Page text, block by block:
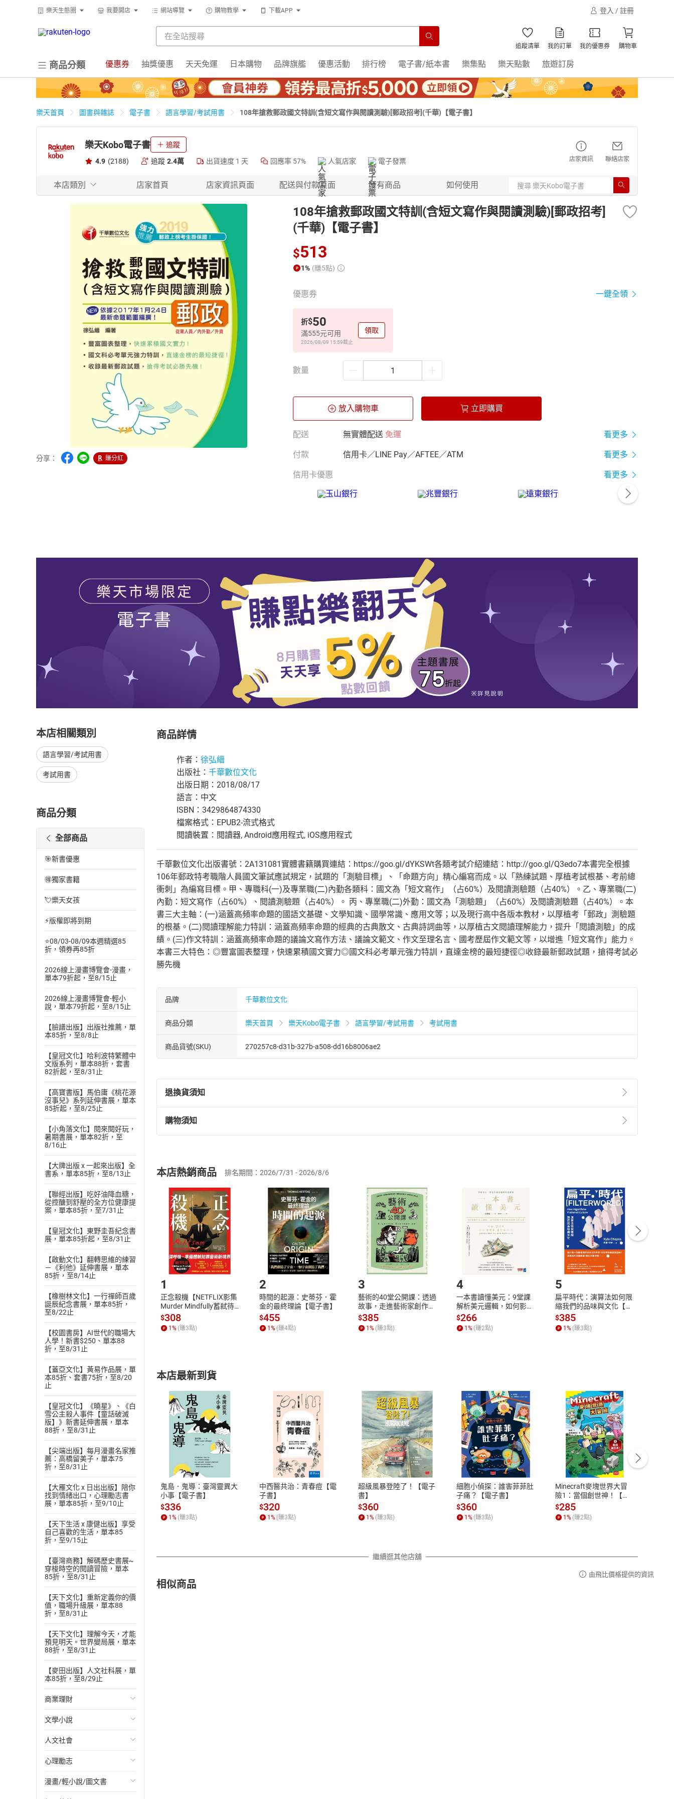
樂天生態圈 我要開店 網站導覽 購物教學 下載APP 登入 / 註冊
追蹤清單 我的訂單 我的優惠券 購物車
商品分類 優惠券 抽獎優惠 天天免運 日本購物 品牌旗艦 優惠活動 排行榜 電子書/紙本書 樂集點 樂天點數 旅遊訂房
樂天首頁 圖書與雜誌 電子書 語言學習/考試用書 108年搶救郵政國文特訓(含短文寫作與閱讀測驗)[郵政招考](千華)【電子書】
樂天Kobo電子書 追蹤
4.9 (2188) 追蹤 2.4萬 出貨速度 1 天 回應率 57% 人氣店家 電子發票 店家資訊 聯絡店家
本店類別 店家首頁 店家資訊頁面 配送與付款頁面 所有商品 如何使用
分享： 賺分紅
108年搶救郵政國文特訓(含短文寫作與閱讀測驗)[郵政招考]
(千華)【電子書】
$513
1% (賺5點)
優惠券 一鍵全領
折$50
滿555元可用
2026/08/09 15:59截止
領取
數量
放入購物車 立即購買
配送 無實體配送 免運 看更多
付款 信用卡／LINE Pay／AFTEE／ATM 看更多
信用卡優惠 看更多
本店相關類別
語言學習/考試用書
考試用書
商品分類
全部商品
🎯新書優惠
🉐獨家書籍
💘樂天女孩
⚡版權即將到期
⭐08/03-08/09本週精選85
折，領券再85折
2026線上漫畫博覽會-漫畫，
單本79折起，至8/15止
2026線上漫畫博覽會-輕小
說，單本79折起，至8/15止
【臉譜出版】出版社推薦，單
本85折，至8/8止
【皇冠文化】哈利波特繁體中
文版系列，單本88折，套書
82折起，至8/31止
【高寶書版】馬伯庸《桃花源
沒事兒》系列延伸書展，單本
85折起，至8/25止
【小角落文化】閱來閱好玩，
暑期書展，單本82折，至
8/16止
【大牌出版 x 一起來出版】全
書系，單本85折，至8/13止
【聯經出版】吃好油降血糖，
從控醣到舒壓的全方位健康提
案，單本85折，至7/31止
【皇冠文化】東野圭吾紀念書
展，單本85折起，至8/31止
【啟動文化】翻轉思維的練習
－《利他》延伸書展，單本
85折，至8/14止
【橡樹林文化】一行禪師百歲
誕辰紀念書展，單本85折，
至8/22止
【校園書房】AI世代的職場大
人學！新書$250、單本88
折，至8/31止
【蓋亞文化】黃易作品展，單
本85折、套書75折，至8/20
止
【皇冠文化】《曉星》、《白
雪公主殺人事件【童話破滅
版】》新書延伸書展，單本
88折，至8/31止
【尖端出版】每月漫畫名家推
薦：高橋留美子，單本75
折，至8/31止
【大雁文化 x 日出出版】陪你
找到情緒出口，心理勵志書
展，單本85折，至9/10止
【天下生活 x 康健出版】享受
自己喜歡的生活，單本85
折，至9/15止
【臺灣商務】解碼歷史書展~
穿梭時空的閱讀冒險，單本
85折，至8/31止
【天下文化】重新定義你的價
值，職場升級展，單本88
折，至8/31止
【天下文化】理解今天，才能
預見明天。世界變局展，單本
88折，至8/31止
【麥田出版】人文社科展，單
本85折，至8/29止
商業理財
投資理財
經濟/趨勢
財務/金融
管理/領導
文學小說
歐美文學
日本文學
韓國文學
人文社會
國際關係
政治
心理勵志
心靈成長/情緒
漫畫/輕小說/圖文書
商品詳情
作者： 徐弘縉
出版社： 千華數位文化
出版日期：2018/08/17
語言：中文
ISBN：3429864874330
檔案格式：EPUB2-流式格式
閱讀裝置：閱讀器, Android應用程式, iOS應用程式
千華數位文化出版書號：2A131081實體書籍購買連結：https://goo.gl/dYKSWt各類考試介紹連結：http://goo.gl/Q3edo7本書完全根據
106年郵政特考職階人員國文筆試應試規定，試題的「測驗目標」、「命題方向」精心編寫而成。以「熟練試題、厚植考試根基、考前總
衝刺」為編寫目標。甲、專職科(一)及專業職(二)內勤各類科：國文為「短文寫作」（占60%）及閱讀測驗題（占40%）。乙、專業職(二)
內勤：短文寫作（占60%）、閱讀測驗題（占40%）。 丙、專業職(二)外勤：國文為「測驗題」（占60%）及閱讀測驗題（占40%）。本
書三大主軸：(一)涵蓋高頻率命題的國語文基礎、文學知識、國學常識、應用文等；以及現行高中各版本教材，以厚植考「郵政」測驗題
的根基。(二)閱讀理解能力特訓：涵蓋高頻率命題的經典的古典散文、古典詩詞曲等，以厚植古文閱讀理解能力，提升「閱讀測驗」的成
績。(三)作文特訓：涵蓋高頻率命題的議論文寫作方法、議論文範文、作文至理名言、國考歷屆作文範文等，以增進「短文寫作」能力。
本書三大特色：◎豐富圖表整理，快速累積國文實力◎國文科必考單元強力特訓，直達金榜的最短捷徑◎收錄最新郵政試題，搶得考試必
勝先機
品牌 千華數位文化
商品分類 樂天首頁 樂天Kobo電子書 語言學習/考試用書 考試用書
商品貨號(SKU) 270257c8-d31b-327b-a508-dd16b8006ae2
退換貨須知
退換貨規定：
(一)依消費者保護法第19條第1項後段暨通訊交易解除權合理例外情事適用準則第2條第5款之規定，「非以有形媒介提供之數位
(二)消費者訂購本店鋪之商品即代表知悉本店鋪所銷售之商品為電子書，屬非以有形媒介提供之數位內容，消費者同意若訂購後
且已下載/存取電子書，不得請求退貨退款。
退貨方式：您欲取消訂單或辦理退貨時，請登入樂天市場，並於「我的訂單」中點選「瀏覽訂單明細」
「申請取消訂單/退
貨」，本店鋪將依您的申請進行審核，待審核通過後將為您辦理退款事宜。
請注意，樂天市場須以整筆訂單為單位進行取消/退貨，恕無法以單支商品取消/退貨。
購物須知
挑選商品
Choose
放入購物車
Shopping cart
登入帳號
Login
付款方式
Payment
完成訂單
Complete
購書後，如何開始使用？
Step1.選擇閱讀載具 Step2.登入帳號，下載書籍後看書
付款方式
ATM轉帳、信用卡、LINE PAY、AFTEE
退換貨規範
本店是否提供消費者保護法七日猶豫期
之權利，遽消費者保護法及通訊交易解
除權合理例外情事適用準則，依商品性
質各有不同規定。詳細退換貨說明請參
照各商品說明。
客服資訊
服務時間：週一到週五 10:00-12:00、
13:00-17:00 (國定假日及例假日休息)
客服電話：0080-1857077
本店熱銷商品 排名期間：2026/7/31 - 2026/8/6
1
正念殺機【NETFLIX影集
Murder Mindfully蓄弒待
發】【電子書】
$308
1 % (賺3點)
2
時間的起源：史蒂芬．霍
金的最終理論【電子書】
$455
1 % (賺4點)
3
藝術的40堂公開課：透過
故事，走進藝術家創作現
場，看藝術如何誕生、如
何形塑人類生活【電子
書】
$385
1 % (賺3點)
4
一本書讀懂美元：9堂課
解析美元邏輯，如何影響
全球經濟和每個人的投資
【電子書】
$266
1% (賺2點)
5
扁平時代：演算法如何限
縮我們的品味與文化【電
子書】
$385
1% (賺3點)
本店最新到貨
鬼島．鬼導：臺灣靈異大
小事【電子書】
$336
1 % (賺3點)
中西醫共治：青春痘【電
子書】
$320
1 % (賺3點)
超級風暴登陸了！【電子
書】
$360
1 % (賺3點)
細胞小偵探：誰害菲菲肚
子痛？【電子書】
$360
1% (賺3點)
Minecraft麥塊世界大冒
險1：當個創世神！【電
子書】
$285
1% (賺2點)
繼續逛其他店舖
相似商品
由飛比價格提供的資訊